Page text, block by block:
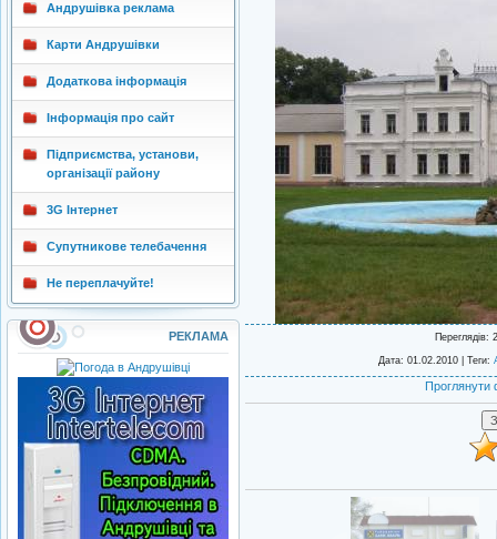
Андрушівка реклама
Карти Андрушівки
Додаткова інформація
Інформація про сайт
Підприємства, установи,
організації району
3G Інтернет
Супутникове телебачення
Не переплачуйте!
РЕКЛАМА Переглядів:
Дата: 01.02.2010 | Теги:
Проглянути